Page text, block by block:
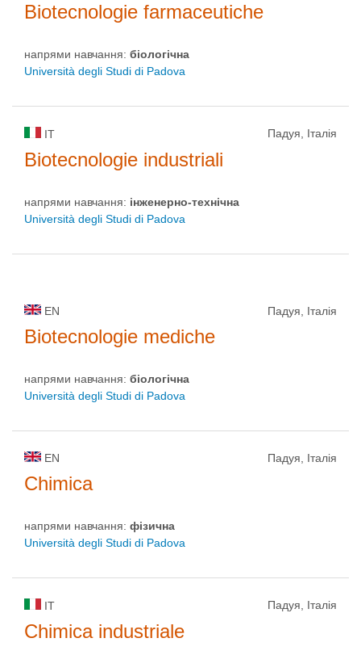
Biotecnologie farmaceutiche
напрями навчання: біологічна
Università degli Studi di Padova
IT Падуя, Італія
Biotecnologie industriali
напрями навчання: інженерно-технічна
Università degli Studi di Padova
EN Падуя, Італія
Biotecnologie mediche
напрями навчання: біологічна
Università degli Studi di Padova
EN Падуя, Італія
Chimica
напрями навчання: фізична
Università degli Studi di Padova
IT Падуя, Італія
Chimica industriale